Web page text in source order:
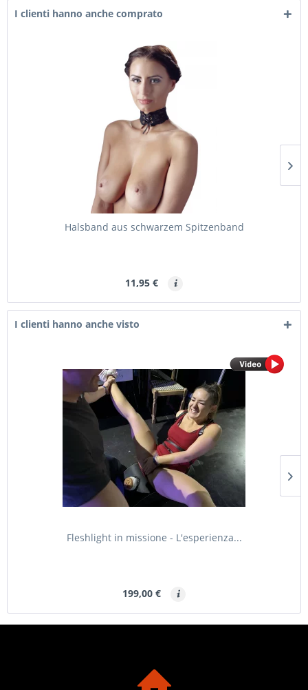
I clienti hanno anche comprato
Halsband aus schwarzem Spitzenband
11,95 €
I clienti hanno anche visto
Fleshlight in missione - L'esperienza...
199,00 €